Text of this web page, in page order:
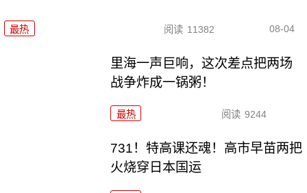
最热 阅读 11382 08-04
里海一声巨响，这次差点把两场
战争炸成一锅粥！
最热 阅读 9244
731！特高课还魂！高市早苗两把
火烧穿日本国运